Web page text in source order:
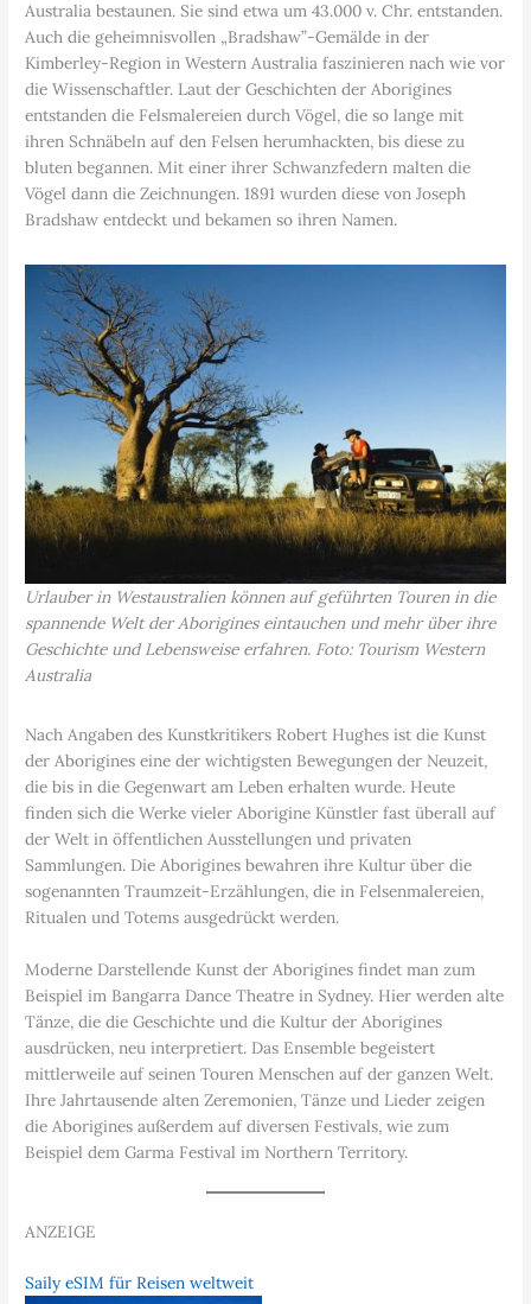
Australia bestaunen. Sie sind etwa um 43.000 v. Chr. entstanden.
Auch die geheimnisvollen „Bradshaw”-Gemälde in der
Kimberley-Region in Western Australia faszinieren nach wie vor
die Wissenschaftler. Laut der Geschichten der Aborigines
entstanden die Felsmalereien durch Vögel, die so lange mit
ihren Schnäbeln auf den Felsen herumhackten, bis diese zu
bluten begannen. Mit einer ihrer Schwanzfedern malten die
Vögel dann die Zeichnungen. 1891 wurden diese von Joseph
Bradshaw entdeckt und bekamen so ihren Namen.
Urlauber in Westaustralien können auf geführten Touren in die
spannende Welt der Aborigines eintauchen und mehr über ihre
Geschichte und Lebensweise erfahren. Foto: Tourism Western
Australia
Nach Angaben des Kunstkritikers Robert Hughes ist die Kunst
der Aborigines eine der wichtigsten Bewegungen der Neuzeit,
die bis in die Gegenwart am Leben erhalten wurde. Heute
finden sich die Werke vieler Aborigine Künstler fast überall auf
der Welt in öffentlichen Ausstellungen und privaten
Sammlungen. Die Aborigines bewahren ihre Kultur über die
sogenannten Traumzeit-Erzählungen, die in Felsenmalereien,
Ritualen und Totems ausgedrückt werden.
Moderne Darstellende Kunst der Aborigines findet man zum
Beispiel im Bangarra Dance Theatre in Sydney. Hier werden alte
Tänze, die die Geschichte und die Kultur der Aborigines
ausdrücken, neu interpretiert. Das Ensemble begeistert
mittlerweile auf seinen Touren Menschen auf der ganzen Welt.
Ihre Jahrtausende alten Zeremonien, Tänze und Lieder zeigen
die Aborigines außerdem auf diversen Festivals, wie zum
Beispiel dem Garma Festival im Northern Territory.
ANZEIGE
Saily eSIM für Reisen weltweit